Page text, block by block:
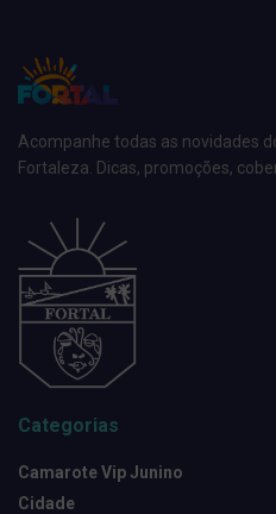
Acompanhe todas as novidades
Fortaleza. Dicas, promoções,
Categorias
Camarote Vip Junino
Cidade